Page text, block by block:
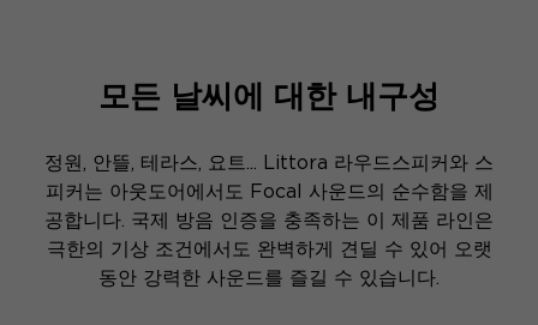
모든 날씨에 대한 내구성
정원, 안뜰, 테라스, 요트... Littora 라우드스피커와 스
피커는 아웃도어에서도 Focal 사운드의 순수함을 제
공합니다. 국제 방음 인증을 충족하는 이 제품 라인은
극한의 기상 조건에서도 완벽하게 견딜 수 있어 오랫
동안 강력한 사운드를 즐길 수 있습니다.